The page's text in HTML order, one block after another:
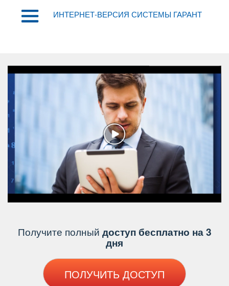
ИНТЕРНЕТ-ВЕРСИЯ СИСТЕМЫ ГАРАНТ
Получите полный доступ бесплатно на 3
дня
ПОЛУЧИТЬ ДОСТУП